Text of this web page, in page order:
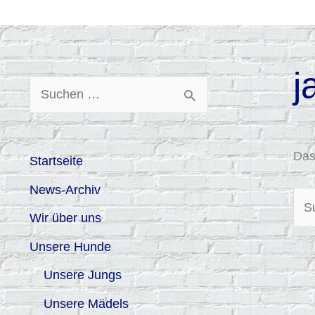
Inhalt
springen
u
c
h
e
n
n
a
c
Startseite
News-Archiv
Wir über uns
Unsere Hunde
Unsere Jungs
Unsere Mädels